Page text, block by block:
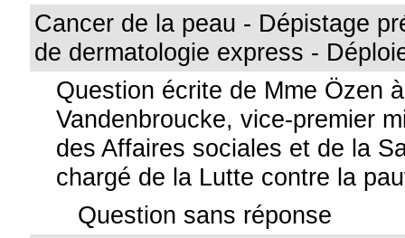
Cancer de la peau - Dépistage
de dermatologie express -
Question écrite de Mme Özen
Vandenbroucke, vice-premier
des Affaires sociales et de la
chargé de la Lutte contre la
Question sans réponse